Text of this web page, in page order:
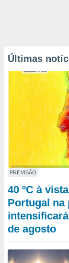
Últimas
PREVISÃO
40 ºC à
Portugal na
de agosto